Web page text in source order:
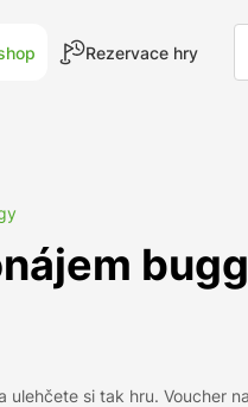
Rezervace hry
ulehčete si tak hru. Voucher